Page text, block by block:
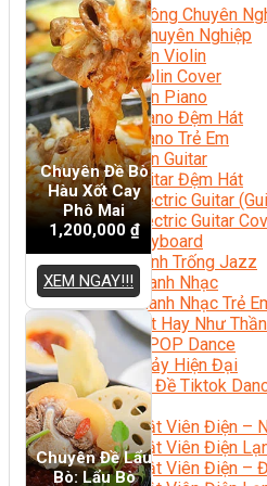
Nhạc Công Chuyên
Ca Sĩ Chuyên Nghiệp
Học Đàn Violin
Học Violin Cover
Học Đàn Piano
Học Piano Đệm Hát
Học Piano Trẻ Em
Học Đàn Guitar
Học Guitar Đệm Hát
Học Electric Guitar
Học Electric Guitar
Học Keyboard
Học Đánh Trống Jazz
Học Thanh Nhạc
Học Thanh Nhạc Trẻ
Học Hát Hay Như
Học K-POP Dance
Học Nhảy Hiện Đại
Chuyên Đề Tiktok
Kỹ Thuật – Công Nghệ
Kỹ Thuật Viên Điện –
Kỹ Thuật Viên Điện
Kỹ Thuật Viên Điện –
Chuyên Đề Bò
Hàu Xốt Cay
Phô Mai
1,200,000 ₫
XEM NGAY!!!
Chuyên Đề Lẩu
Bò: Lẩu Bò